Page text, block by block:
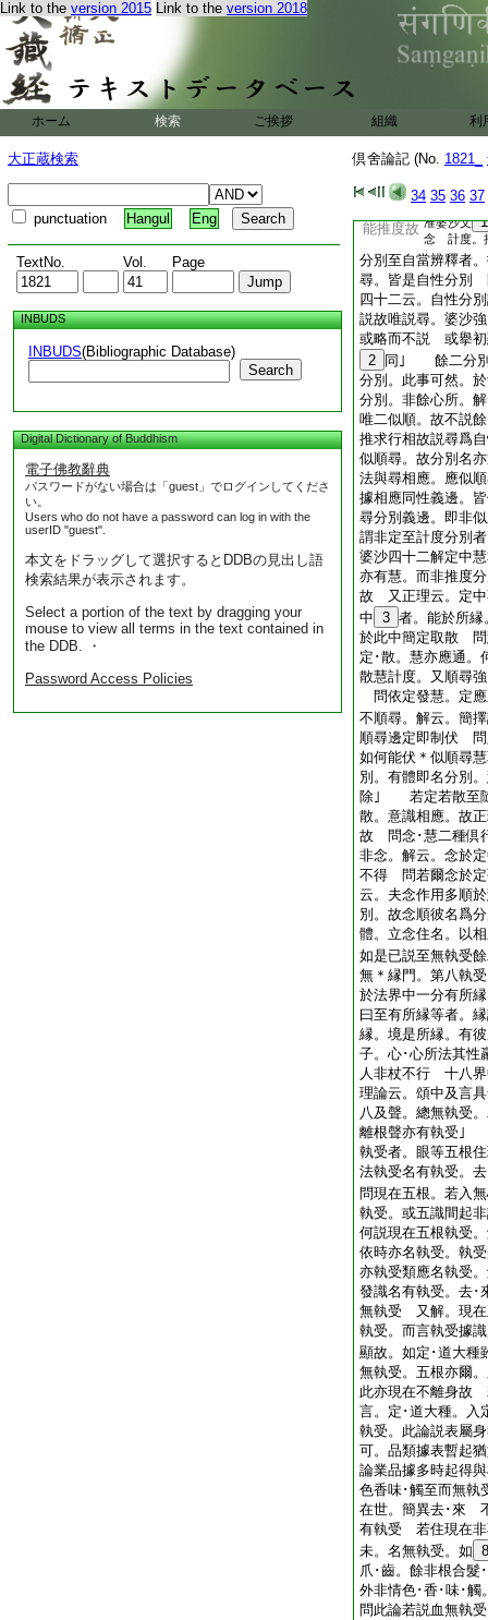
Link to the version 2015 Link to the version 2018
ホーム 検索 ご挨拶 組織 利
大正蔵検索
punctuation Hangul Eng
TextNo. Vol. Page
INBUDS
INBUDS(Bibliographic Database)
Search
Digital Dictionary of Buddhism
電子佛教辭典
パスワードがない場合は「guest」でログインしてくださ
い。
Users who do not have a password can log in with the
userID "guest".
本文をドラッグして選択するとDDBの見出し語
検索結果が表示されます。
Select a portion of the text by dragging your
mouse to view all terms in the text contained in
the DDB. ・
Password Access Policies
倶舍論記 (No. 1821_
34 35 36 37
躍水。體即分別名
青･黄等別。男･
念曾更。或隨境
別五識必有。雖有
第四云。五識雖與
唯取意。又婆沙四
不能憶念故。雖亦
能推度故 准婆沙文 1
念 計度。
分別至自當辨釋者
尋。皆是自性分別
四十二云。自性分
説故唯説尋。婆沙
或略而不説 或擧
2
同｣ 餘二分別
分別。此事可然。
分別。非餘心所。
唯二似順。故不説
推求行相故説尋爲
似順尋。故分別名
法與尋相應。應似
據相應同性義邊。
尋分別義邊。即
謂非定至計度分別
婆沙四十二解定中
亦有慧。而非推度
故 又正理云。定中
中 3 者。能於所縁
於此中簡定取散 問
定･散。慧亦應通。
散慧計度。又順尋
問依定發慧。定
不順尋。解云。簡
順尋邊定即制伏 問
如何能伏＊似順尋
別。有體即名分別
除｣ 若定若散至隨
散。意識相應。故
故 問念･慧二種倶
非念。解云。念於
不得 問若爾念於定
云。夫念作用多順
別。故念順彼名爲
體。立念住名。以
如是已説至無執受
無＊縁門。第八執
於法界中一分有
曰至有所縁等者。
縁。境是所縁。有
子。心･心所法其性
人非杖不行 十八界
理論云。頌中及言
八及聲。總無執受
離根聲亦有執受
執受者。眼等五根
法執受名有執受。
問現在五根。若入
執受。或五識間起
何説現在五根執受
依時亦名執受。執
亦執受類應名執受
發識名有執受。去･
無執受 又解。現在
執受。而言執受據
顯故。如定･道大種
無執受。五根亦爾
此亦現在不離身故
言。定･道大種。入
執受。此論説表屬
可。品類據表暫起
論業品據多時起得
色香味･觸至而無
在世。簡異去･來
有執受 若住現在非
未。名無執受。如 8
爪･齒。餘非根合髮
外非情色･香･味･觸
問此論若説血無執